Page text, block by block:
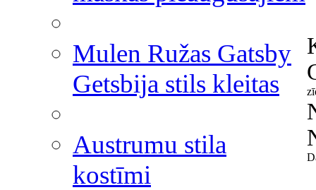
Mulen Ružas Gatsby
Getsbija stils kleitas
Austrumu stila
kostīmi